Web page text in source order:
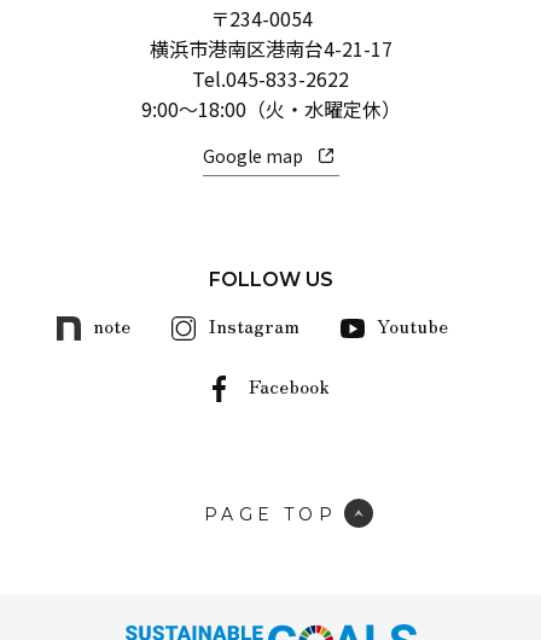
〒234-0054
横浜市港南区港南台4-21-17
Tel.045-833-2622
9:00～18:00（火・水曜定休）
Google map
FOLLOW US
note Instagram Youtube
Facebook
PAGE TOP